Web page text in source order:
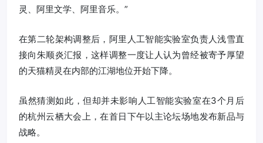
灵、阿里文学、阿里音乐。”
在第二轮架构调整后，阿里人工智能实验室负责人浅雪直
接向朱顺炎汇报，这样调整一度让人认为曾经被寄予厚望
的天猫精灵在内部的江湖地位开始下降。
虽然猜测如此，但却并未影响人工智能实验室在3个月后
的杭州云栖大会上，在首日下午以主论坛场地发布新品与
战略。